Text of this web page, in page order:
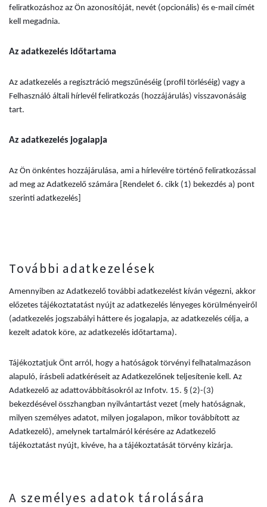
feliratkozáshoz az Ön azonosítóját, nevét (opcionális) és e-mail címét
kell megadnia.
Az adatkezelés időtartama
Az adatkezelés a regisztráció megszűnéséig (profil törléséig) vagy a
Felhasználó általi hírlevél feliratkozás (hozzájárulás) visszavonásáig
tart.
Az adatkezelés jogalapja
Az Ön önkéntes hozzájárulása, ami a hírlevélre történő feliratkozással
ad meg az Adatkezelő számára [Rendelet 6. cikk (1) bekezdés a) pont
szerinti adatkezelés]
További adatkezelések
Amennyiben az Adatkezelő további adatkezelést kíván végezni, akkor
előzetes tájékoztatatást nyújt az adatkezelés lényeges körülményeiről
(adatkezelés jogszabályi háttere és jogalapja, az adatkezelés célja, a
kezelt adatok köre, az adatkezelés időtartama).
Tájékoztatjuk Önt arról, hogy a hatóságok törvényi felhatalmazáson
alapuló, írásbeli adatkéréseit az Adatkezelőnek teljesítenie kell. Az
Adatkezelő az adattovábbításokról az Infotv. 15. § (2)-(3)
bekezdésével összhangban nyilvántartást vezet (mely hatóságnak,
milyen személyes adatot, milyen jogalapon, mikor továbbított az
Adatkezelő), amelynek tartalmáról kérésére az Adatkezelő
tájékoztatást nyújt, kivéve, ha a tájékoztatását törvény kizárja.
A személyes adatok tárolására